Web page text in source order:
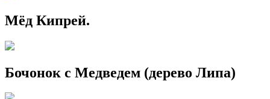
Мёд Кипрей.
Бочонок с Медведем (дерево Липа)